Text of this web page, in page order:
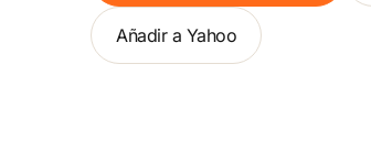
Añadir a Yahoo